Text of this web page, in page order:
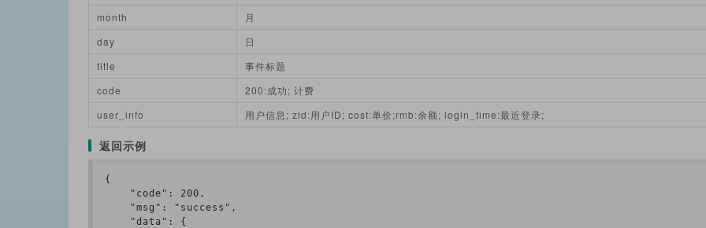
month
月
day
日
title
事件标题
code
200:成功; 计费
user_info
用户信息; zid:用户ID; cost:单价;rmb:余额; login_time:最近登录;
返回示例
{
    "code": 200,
    "msg": "success",
    "data": {